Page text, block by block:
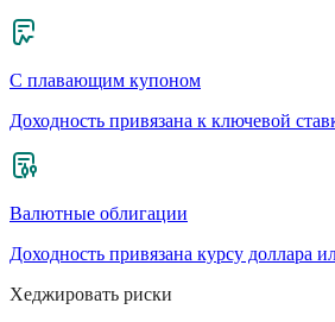
С плавающим купоном
Доходность привязана к ключевой
Валютные облигации
Доходность привязана курсу доллара
Хеджировать риски